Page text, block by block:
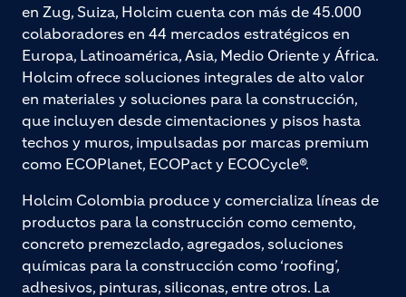
en Zug, Suiza, Holcim cuenta con más de 45.000
colaboradores en 44 mercados estratégicos en
Europa, Latinoamérica, Asia, Medio Oriente y África.
Holcim ofrece soluciones integrales de alto valor
en materiales y soluciones para la construcción,
que incluyen desde cimentaciones y pisos hasta
techos y muros, impulsadas por marcas premium
como ECOPlanet, ECOPact y ECOCycle®.
Holcim Colombia produce y comercializa líneas de
productos para la construcción como cemento,
concreto premezclado, agregados, soluciones
químicas para la construcción como ‘roofing’,
adhesivos, pinturas, siliconas, entre otros. La